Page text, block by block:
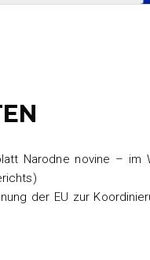
Narodne novine – im
der EU zur